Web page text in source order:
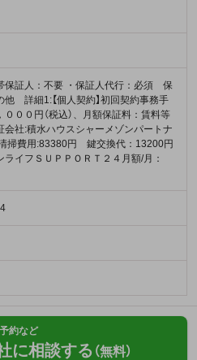
保証人：不要 ・保証人代行：必須 保
他 詳細1:【個人契約】初回契約事務手
００円（税込）、月額保証料：賃料等
会社:積水ハウスシャーメゾンパートナ
掃費用:83380円 鍵交換代：13200円
ライフＳＵＰＰＯＲＴ２４月額/月：
約など
に相談する （無料）